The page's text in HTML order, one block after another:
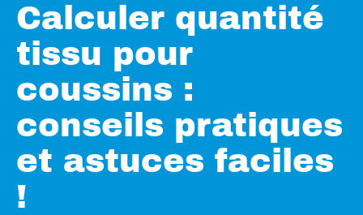
Calculer quantité
tissu pour
coussins :
conseils pratiques
et astuces faciles
!